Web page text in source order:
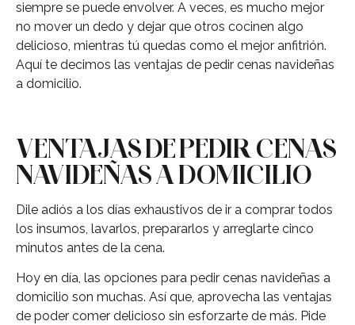
siempre se puede envolver. A veces, es mucho mejor
no mover un dedo y dejar que otros cocinen algo
delicioso, mientras tú quedas como el mejor anfitrión.
Aquí te decimos las ventajas de pedir cenas navideñas
a domicilio.
VENTAJAS DE PEDIR CENAS
NAVIDEÑAS A DOMICILIO
Dile adiós a los días exhaustivos de ir a comprar todos
los insumos, lavarlos, prepararlos y arreglarte cinco
minutos antes de la cena.
Hoy en día, las opciones para pedir cenas navideñas a
domicilio son muchas. Así que, aprovecha las ventajas
de poder comer delicioso sin esforzarte de más. Pide